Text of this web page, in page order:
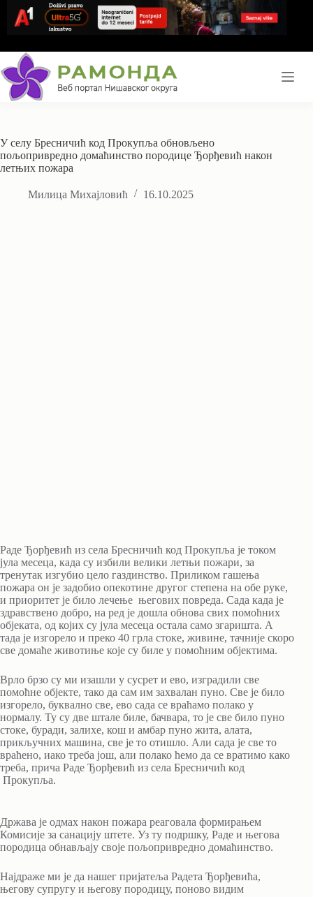
content
У селу Бресничић код Прокупља обновљено
пољопривредно домаћинство породице Ђорђевић након
летњих пожара
Милица Михајловић 16.10.2025
Раде Ђорђевић из села Бресничић код Прокупља је током
јула месеца, када су избили велики летњи пожари, за
тренутак изгубио цело газдинство. Приликом гашења
пожара он је задобио опекотине другог степена на обе руке,
и приоритет је било лечење његових повреда. Сада када је
здравствено добро, на ред је дошла обнова свих помоћних
објеката, од којих су јула месеца остала само згаришта. А
тада је изгорело и преко 40 грла стоке, живине, тачније скоро
све домаће животиње које су биле у помоћним објектима.
Врло брзо су ми изашли у сусрет и ево, изградили све
помоћне објекте, тако да сам им захвалан пуно. Све је било
изгорело, буквално све, ево сада се враћамо полако у
нормалу. Ту су две штале биле, бачвара, то је све било пуно
стоке, буради, залихе, кош и амбар пуно жита, алата,
прикључних машина, све је то отишло. Али сада је све то
враћено, иако треба још, али полако ћемо да се вратимо како
треба, прича Раде Ђорђевић из села Бресничић код
Прокупља.
Држава је одмах након пожара реаговала формирањем
Комисије за санацију штете. Уз ту подршку, Раде и његова
породица обнављају своје пољопривредно домаћинство.
Најдраже ми је да нашег пријатеља Радета Ђорђевића,
његову супругу и његову породицу, поново видим